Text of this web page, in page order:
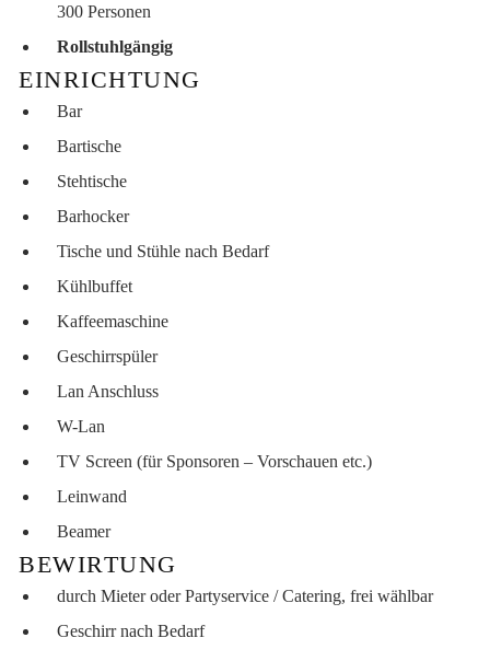
300 Personen
Rollstuhlgängig
EINRICHTUNG
Bar
Bartische
Stehtische
Barhocker
Tische und Stühle nach Bedarf
Kühlbuffet
Kaffeemaschine
Geschirrspüler
Lan Anschluss
W-Lan
TV Screen (für Sponsoren – Vorschauen etc.)
Leinwand
Beamer
BEWIRTUNG
durch Mieter oder Partyservice / Catering, frei wählbar
Geschirr nach Bedarf